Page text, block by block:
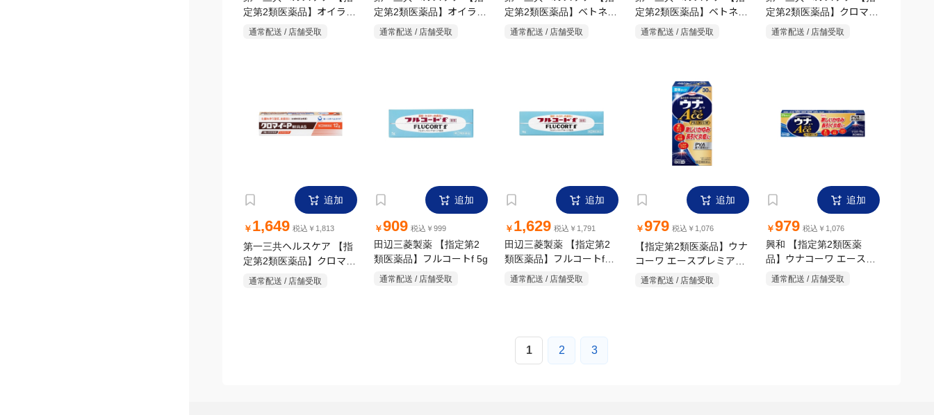
定第2類医薬品】オイラッ
5g
通常配送 / 店舗受取
定第2類医薬品】オイラッ
通常配送 / 店舗受取
定第2類医薬品】ベトネベ
通常配送 / 店舗受取
定第2類医薬品】ベトネベ
通常配送 / 店舗受取
定第2類医薬品】クロマ
通常配送 / 店舗受取
追加
￥ 1,649 税込￥1,813
第一三共ヘルスケア 【指
定第2類医薬品】クロマ
イ-P軟膏 AS 12g
追加
￥909 税込￥999
田辺三菱製薬 【指定第2
類医薬品】フルコートf 5g
通常配送 / 店舗受取
追加
￥ 1,629 税込￥1,791
田辺三菱製薬 【指定第2
類医薬品】フルコートf
10g
通常配送 / 店舗受取
追加
￥979 税込￥1,076
【指定第2類医薬品】ウナ
コーワ エースプレミアム
L 30ml
通常配送 / 店舗受取
追加
￥979 税込￥1,076
興和 【指定第2類医薬
品】ウナコーワ エースプ
通常配送 / 店舗受取
1 2 3